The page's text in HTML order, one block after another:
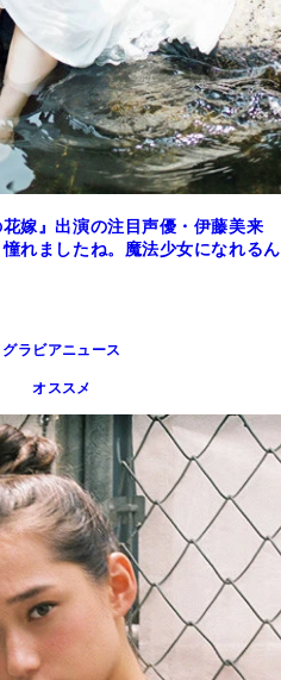
花嫁』出演の注目声優・伊藤美来
憧れましたね。魔法少女になれるん
グラビアニュース
オススメ